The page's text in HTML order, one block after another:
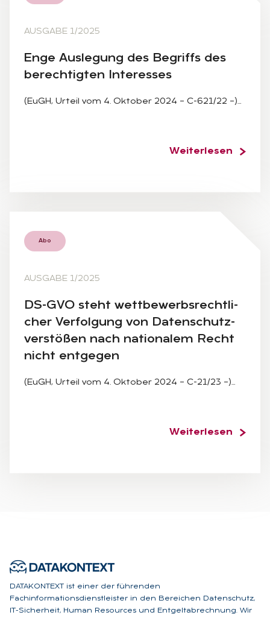
AUSGABE 1/2025
Enge Aus­le­gung des Be­griffs des
be­rech­tig­ten In­ter­es­ses
(EuGH, Urteil vom 4. Oktober 2024 – C-621/22 –)…
Weiterlesen
Abo
AUSGABE 1/2025
DS-GVO steht wett­be­werbs­recht­li­
cher Ver­fol­gung von Da­ten­schutz­
ver­stö­ßen nach na­tio­na­lem Recht
nicht ent­ge­gen
(EuGH, Urteil vom 4. Oktober 2024 – C-21/23 –)…
Weiterlesen
DATAKONTEXT ist einer der führenden
Fachinformationsdienstleister in den Bereichen Datenschutz,
IT-Sicherheit, Human Resources und Entgeltabrechnung. Wir